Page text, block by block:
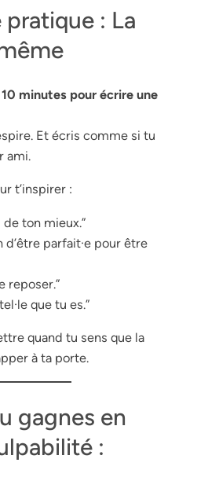
: La
10 minutes pour écrire une
Et écris comme si tu
ami.
t’inspirer :
de ton mieux.”
d’être parfait·e pour être
reposer.”
que tu es.”
quand tu sens que la
à ta porte.
gagnes en
: